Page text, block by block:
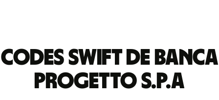
Codes Swift de BANCA
PROGETTO S.P.A